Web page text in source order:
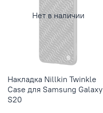
Нет в наличии
Накладка Nillkin Twinkle
Case для Samsung Galaxy
S20